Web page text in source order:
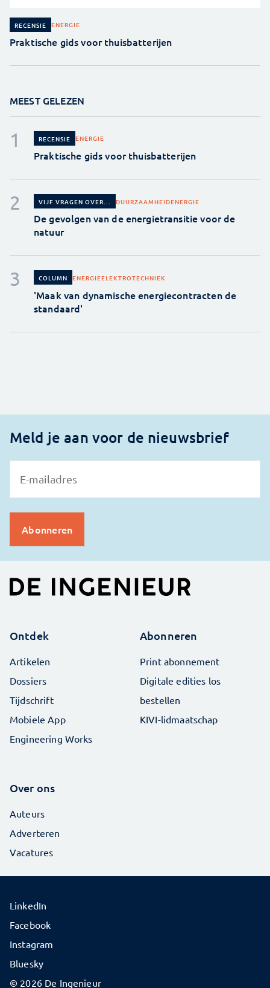
RECENSIE ENERGIE
Praktische gids voor thuisbatterijen
MEEST GELEZEN
RECENSIE ENERGIE
Praktische gids voor thuisbatterijen
VIJF VRAGEN OVER... DUURZAAMHEIDENERGIE
De gevolgen van de energietransitie voor de
natuur
COLUMN ENERGIEELEKTROTECHNIEK
'Maak van dynamische energiecontracten de
standaard'
Meld je aan voor de nieuwsbrief
Ontdek
Artikelen
Dossiers
Tijdschrift
Mobiele App
Engineering Works
Abonneren
Print abonnement
Digitale edities los
bestellen
KIVI-lidmaatschap
Over ons
Auteurs
Adverteren
Vacatures
© 2026 De Ingenieur
LinkedIn
Facebook
Instagram
Bluesky